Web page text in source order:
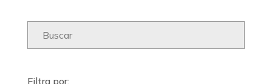
Filtra por: